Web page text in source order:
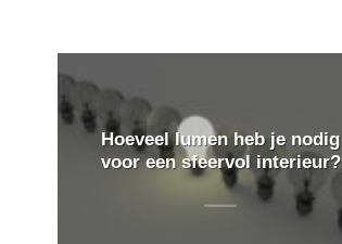
Hoeveel lumen heb je nodig
voor een sfeervol interieur?